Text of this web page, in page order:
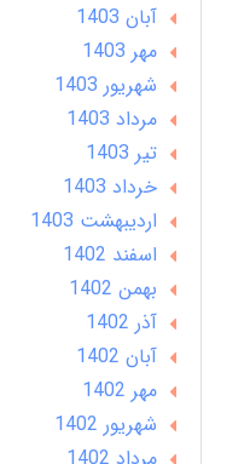
آبان 1403
مهر 1403
شهریور 1403
مرداد 1403
تير 1403
خرداد 1403
ارديبهشت 1403
اسفند 1402
بهمن 1402
آذر 1402
آبان 1402
مهر 1402
شهریور 1402